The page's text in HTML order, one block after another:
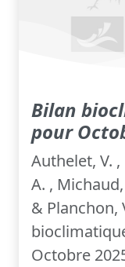
Bilan
pour
Authelet, V.
A. ,
& Planchon,
Octobre